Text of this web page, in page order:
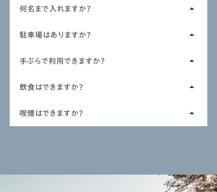
約」を頂いたお客様に発行されるQRコードで入室できま
何名まで入れますか？ arrow_drop_up
ことが可能です。プランによって異なりますので、会員プラ
駐車場はありますか？ arrow_drop_up
19:00 / 60分300円）が設けられています（日曜・休日を
外となりますので、ご利用の際は道路標識をご確認くだ
さい。
手ぶらで利用できますか？ arrow_drop_up
ご用意しておりますので、ゴルフクラブを持たずにご利用
またグローブ、シューズのレンタルもございます（サイズと
数に限りがありますのでご了承ください）
飲食はできますか？ arrow_drop_up
問題ありませんが、泥酔状態でのプレーは禁止とさせて
いただきます。
喫煙はできますか？ arrow_drop_up
施設内は一切禁煙です。喫煙の際は、近隣の公共喫煙所